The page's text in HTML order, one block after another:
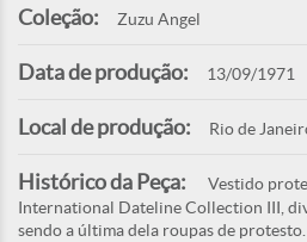
Coleção: Zuzu Angel
Data de produção: 13/09/1971
Local de produção: Rio de
Histórico da Peça:
Vestido
International Dateline Collection III,
sendo a última dela roupas de